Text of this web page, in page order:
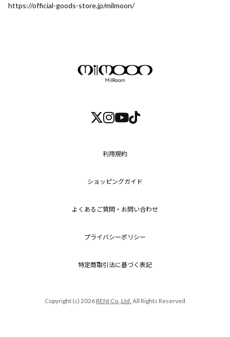
https://official-goods-store.jp/milmoon/
利用規約
ショッピングガイド
よくあるご質問・お問い合わせ
プライバシーポリシー
特定商取引法に基づく表記
Copyright (c) 2026 RENI Co.,Ltd. All Rights Reserved